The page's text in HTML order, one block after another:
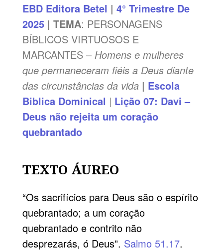
EBD Editora Betel | 4° Trimestre De
2025| TEMA: PERSONAGENS
BÍBLICOS VIRTUOSOS E
MARCANTES – Homens e mulheres
que permaneceram fiéis a Deus diante
das circunstâncias da vida | Escola
Biblica Dominical | Lição 07: Davi –
Deus não rejeita um coração
quebrantado
TEXTO ÁUREO
“Os sacrifícios para Deus são o espírito
quebrantado; a um coração
quebrantado e contrito não
desprezarás, ó Deus”. Salmo 51.17.